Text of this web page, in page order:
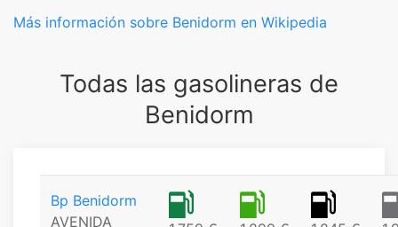
Más información sobre Benidorm en Wikipedia
Todas las gasolineras de
Benidorm
Bp Benidorm
AVENIDA